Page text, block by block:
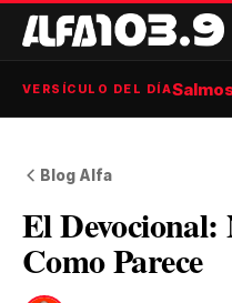
VERSÍCULO DEL DÍA
Blog Alfa
El Devocional:
Como Parece